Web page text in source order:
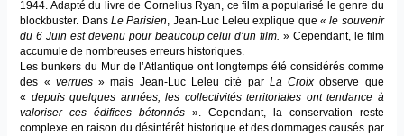
1944. Adapté du livre de Cornelius Ryan, ce film a popularisé le genre du
blockbuster. DansLe Parisien, Jean-Luc Leleu explique que « le souvenir
du 6 Juin est devenu pour beaucoup celui d’un film. » Cependant, le film
accumule de nombreuses erreurs historiques.
Les bunkers du Mur de l’Atlantique ont longtemps été considérés comme
des « verrues» mais Jean-Luc Leleu cité par La Croix observe que
« depuis quelques années, les collectivités territoriales ont tendance à
valoriser ces édifices bétonnés ». Cependant, la conservation reste
complexe en raison du désintérêt historique et des dommages causés par